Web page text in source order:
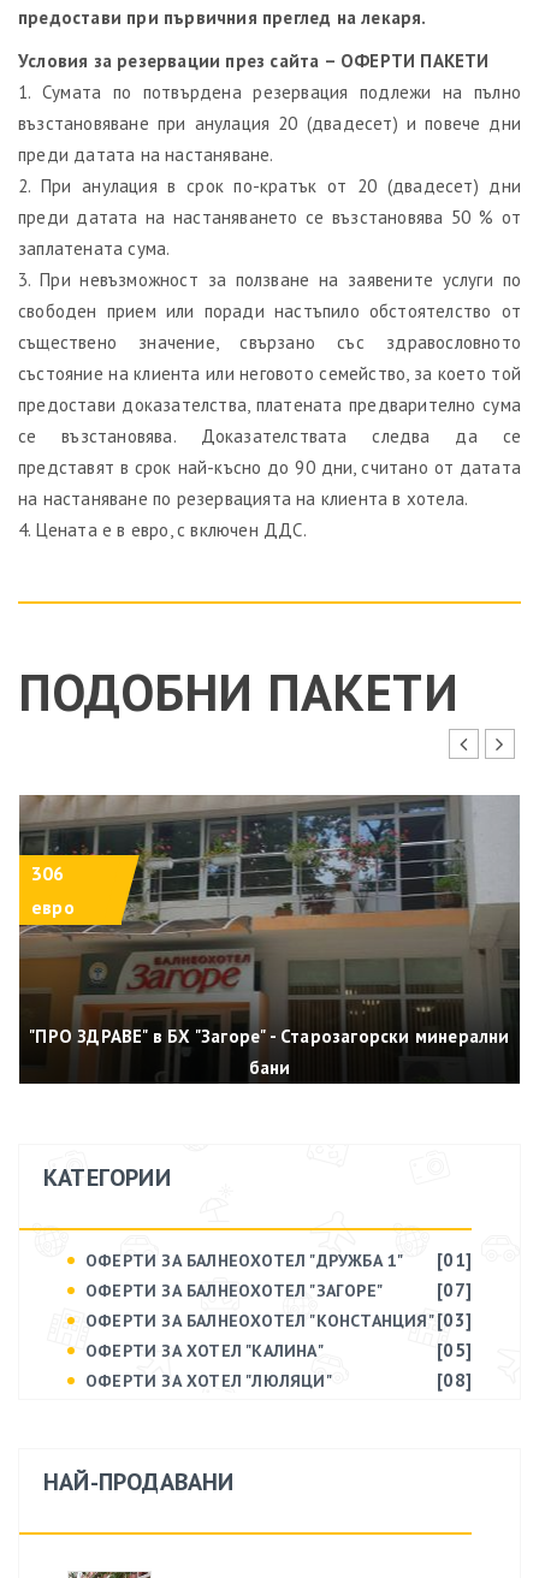
предостави при първичния преглед на лекаря.
Условия за резервации през сайта – ОФЕРТИ ПАКЕТИ
1. Сумата по потвърдена резервация подлежи на пълно
възстановяване при анулация 20 (двадесет) и повече дни
преди датата на настаняване.
2. При анулация в срок по-кратък от 20 (двадесет) дни
преди датата на настаняването се възстановява 50 % от
заплатената сума.
3. При невъзможност за ползване на заявените услуги по
свободен прием или поради настъпило обстоятелство от
съществено значение, свързано със здравословното
състояние на клиента или неговото семейство, за което той
предостави доказателства, платената предварително сума
се възстановява. Доказателствата следва да се
представят в срок най-късно до 90 дни, считано от датата
на настаняване по резервацията на клиента в хотела.
4. Цената е в евро, с включен ДДС.
ПОДОБНИ ПАКЕТИ
"ПРО ЗДРАВЕ" в БХ "Загоре" - Старозагорски минерални
бани
306
евро
"ПРО ЗДРАВЕ ПРЕМИУМ" В БХ "ЗАГОРЕ" -
СТАРОЗАГОРСКИ МИНЕРАЛНИ БАНИ
10.9 - 08.09.2026 (6 нощувки)
брой гости: 1
318 евро
ВИЖ ПОВЕЧЕВИЖ КОЛИЧКА
КАТЕГОРИИ
ОФЕРТИ ЗА БАЛНЕОХОТЕЛ "ДРУЖБА 1" [01]
ОФЕРТИ ЗА БАЛНЕОХОТЕЛ "ЗАГОРЕ" [07]
ОФЕРТИ ЗА БАЛНЕОХОТЕЛ "КОНСТАНЦИЯ"[03]
ОФЕРТИ ЗА ХОТЕЛ "КАЛИНА" [05]
ОФЕРТИ ЗА ХОТЕЛ "ЛЮЛЯЦИ" [08]
НАЙ-ПРОДАВАНИ